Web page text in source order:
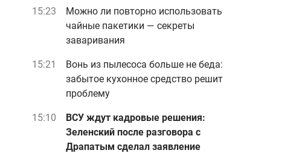
15:23
Можно ли повторно использовать
чайные пакетики — секреты
заваривания
15:21
Вонь из пылесоса больше не беда:
забытое кухонное средство решит
проблему
15:10
ВСУ ждут кадровые решения:
Зеленский после разговора с
Драпатым сделал заявление